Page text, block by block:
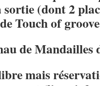
sortie(dont 2
Touch of
de Mandailles
mais